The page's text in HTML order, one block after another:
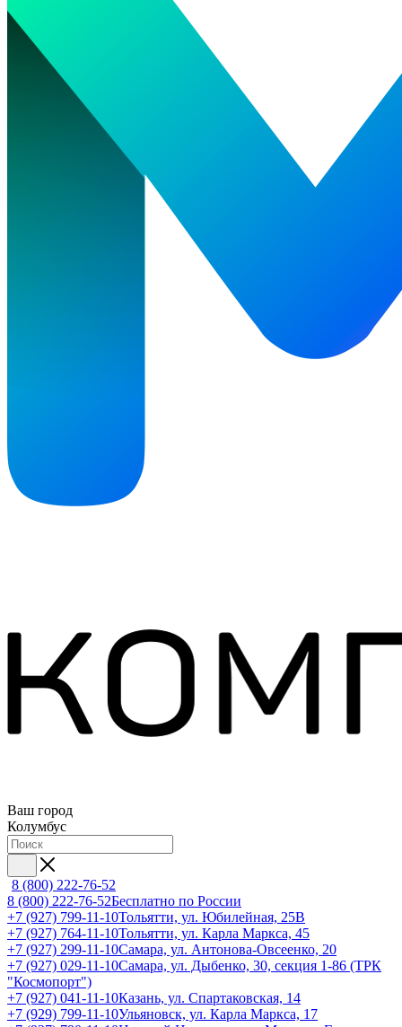
Ваш город
Колумбус
8 (800) 222-76-52
8 (800) 222-76-52Бесплатно по России
+7 (927) 799-11-10Тольятти, ул. Юбилейная, 25В
+7 (927) 764-11-10Тольятти, ул. Карла Маркса, 45
+7 (927) 299-11-10Самара, ул. Антонова-Овсеенко, 20
+7 (927) 029-11-10Самара, ул. Дыбенко, 30, секция 1-86 (ТРК
"Космопорт")
+7 (927) 041-11-10Казань, ул. Спартаковская, 14
+7 (929) 799-11-10Ульяновск, ул. Карла Маркса, 17